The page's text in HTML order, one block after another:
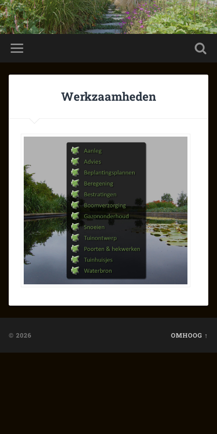
Werkzaamheden
© 2026 OMHOOG ↑